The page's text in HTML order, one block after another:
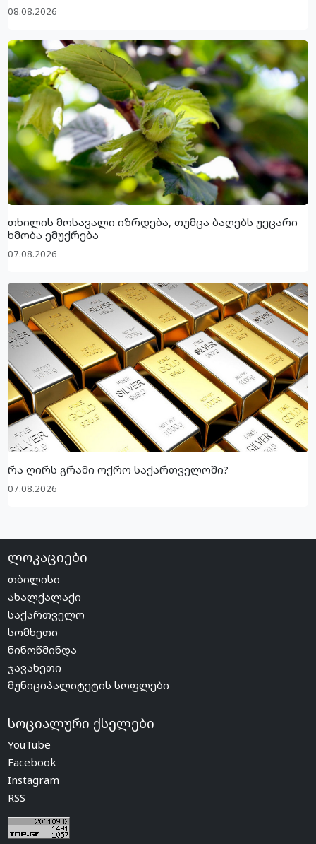
08.08.2026
თხილის მოსავალი იზრდება, თუმცა ბაღებს უეცარი
ხმობა ემუქრება
07.08.2026
რა ღირს გრამი ოქრო საქართველოში?
07.08.2026
ლოკაციები
თბილისი
ახალქალაქი
საქართველო
სომხეთი
ნინოწმინდა
ჯავახეთი
მუნიციპალიტეტის სოფლები
სოციალური ქსელები
YouTube
Facebook
Instagram
RSS